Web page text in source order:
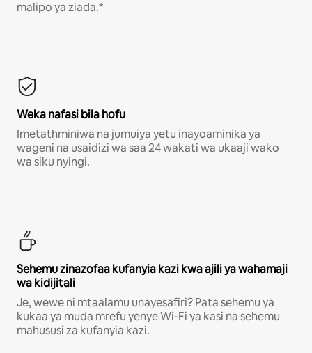
malipo ya ziada.*
Weka nafasi bila hofu
Imetathminiwa na jumuiya yetu inayoaminika ya
wageni na usaidizi wa saa 24 wakati wa ukaaji wako
wa siku nyingi.
Sehemu zinazofaa kufanyia kazi kwa ajili ya wahamaji
wa kidijitali
Je, wewe ni mtaalamu unayesafiri? Pata sehemu ya
kukaa ya muda mrefu yenye Wi-Fi ya kasi na sehemu
mahususi za kufanyia kazi.